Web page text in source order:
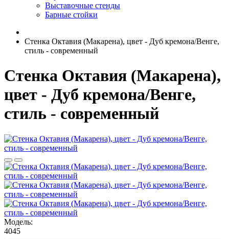
Выставочные стенды
Барные стойки
Стенка Октавия (Макарена), цвет - Дуб кремона/Венге,
стиль - современный
Стенка Октавия (Макарена),
цвет - Дуб кремона/Венге,
стиль - современный
Модель:
4045